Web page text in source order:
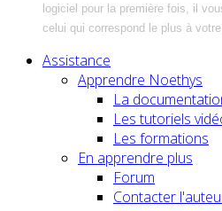
logiciel pour la première fois, il
celui qui correspond le plus à
Assistance
Apprendre Noethys
La
Les tutoriels
Les formations
En apprendre plus
Forum
Contacter